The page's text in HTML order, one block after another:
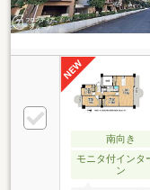
南向き
モニタ付インタ
ン